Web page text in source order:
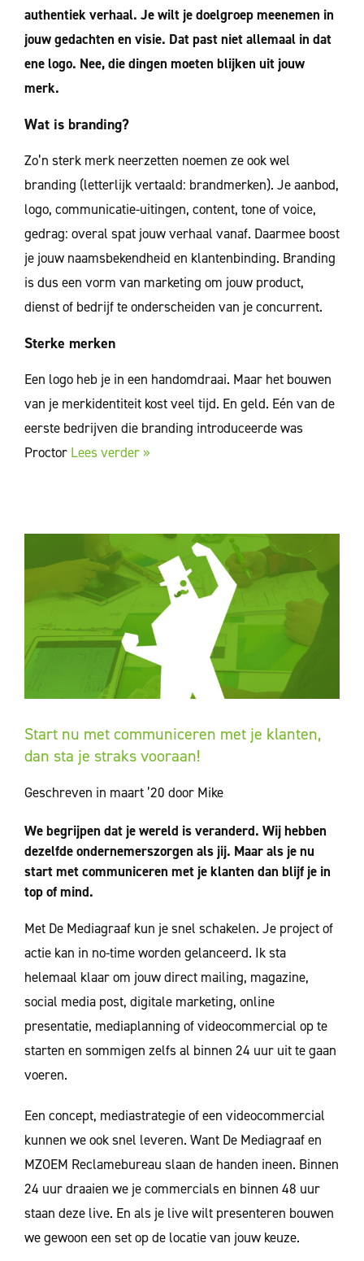
authentiek verhaal. Je wilt je doelgroep meenemen in
jouw gedachten en visie. Dat past niet allemaal in dat
ene logo. Nee, die dingen moeten blijken uit jouw
merk.
Wat is branding?
Zo’n sterk merk neerzetten noemen ze ook wel
branding (letterlijk vertaald: brandmerken). Je aanbod,
logo, communicatie-uitingen, content, tone of voice,
gedrag: overal spat jouw verhaal vanaf. Daarmee boost
je jouw naamsbekendheid en klantenbinding. Branding
is dus een vorm van marketing om jouw product,
dienst of bedrijf te onderscheiden van je concurrent.
Sterke merken
Een logo heb je in een handomdraai. Maar het bouwen
van je merkidentiteit kost veel tijd. En geld. Eén van de
eerste bedrijven die branding introduceerde was
ProctorLees verder »
Start nu met communiceren met je klanten,
dan sta je straks vooraan!
Geschreven in maart ’20 door Mike
We begrijpen dat je wereld is veranderd. Wij hebben
dezelfde ondernemerszorgen als jij. Maar als je nu
start met communiceren met je klanten dan blijf je in
top of mind.
Met De Mediagraaf kun je snel schakelen. Je project of
actie kan in no-time worden gelanceerd. Ik sta
helemaal klaar om jouw direct mailing, magazine,
social media post, digitale marketing, online
presentatie, mediaplanning of videocommercial op te
starten en sommigen zelfs al binnen 24 uur uit te gaan
voeren.
Een concept, mediastrategie of een videocommercial
kunnen we ook snel leveren. Want De Mediagraaf en
MZOEM Reclamebureau slaan de handen ineen. Binnen
24 uur draaien we je commercials en binnen 48 uur
staan deze live. En als je live wilt presenteren bouwen
we gewoon een set op de locatie van jouw keuze.